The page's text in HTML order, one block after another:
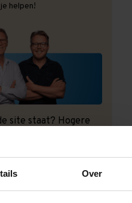
Over
helpen!
site staat? Hogere
uitvoeringen? Onze
uit! Maatwerk is onze
specialist